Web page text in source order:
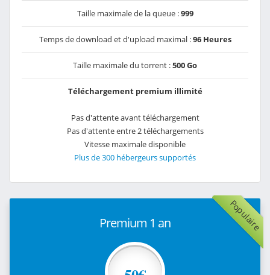
Taille maximale de la queue :999
Temps de download et d'upload maximal :96 Heures
Taille maximale du torrent :500 Go
Téléchargement premium illimité
Pas d'attente avant téléchargement
Pas d'attente entre 2 téléchargements
Vitesse maximale disponible
Plus de 300 hébergeurs supportés
Populaire
Premium 1 an